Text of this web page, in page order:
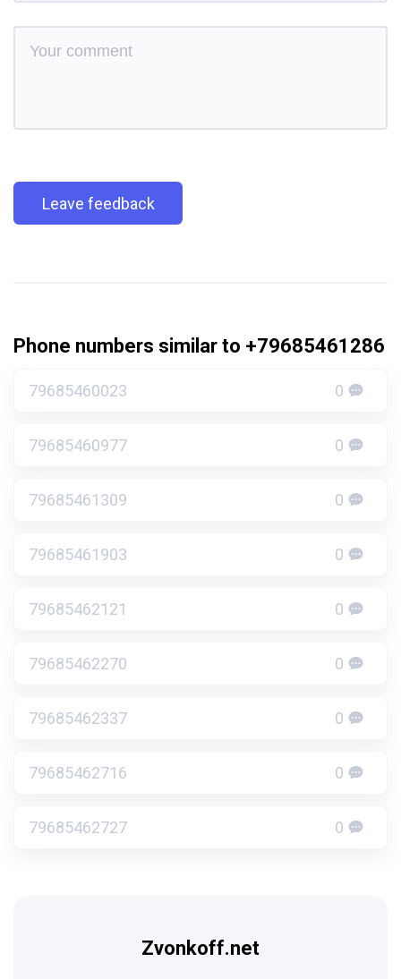
Leave feedback
Phone numbers similar to +79685461286
79685460023 0
79685460977 0
79685461309 0
79685461903 0
79685462121 0
79685462270 0
79685462337 0
79685462716 0
79685462727 0
Zvonkoff.net